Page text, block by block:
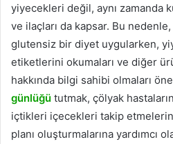
yiyecekleri değil, aynı zamanda
ve ilaçları da kapsar. Bu
glutensiz bir diyet uygularken,
etiketlerini okumaları ve diğer
hakkında bilgi sahibi olmaları
günlüğü tutmak, çölyak
içtikleri içecekleri takip
planı oluşturmalarına yardımcı